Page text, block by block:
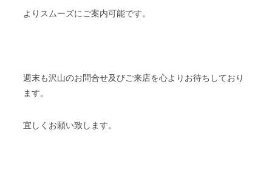
よりスムーズにご案内可能です。
週末も沢山のお問合せ及びご来店を心よりお待ちしており
ます。
宜しくお願い致します。